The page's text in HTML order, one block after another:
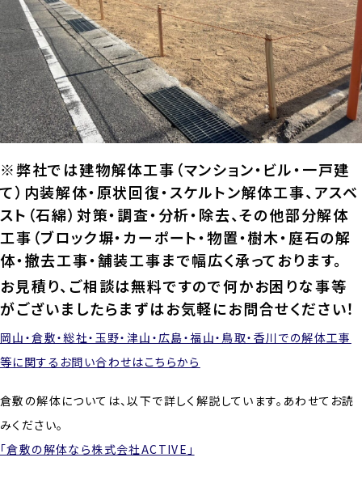
※弊社では建物解体工事（マンション・ビル・一戸建
て）内装解体・原状回復・スケルトン解体工事、アスベ
スト（石綿）対策・調査・分析・除去、その他部分解体
工事（ブロック塀・カーポート・物置・樹木・庭石の解
体・撤去工事・舗装工事まで幅広く承っております。
お見積り、ご相談は無料ですので何かお困りな事等
がございましたらまずはお気軽にお問合せください！
岡山・倉敷・総社・玉野・津山・広島・福山・鳥取・香川での解体工事
等に関するお問い合わせはこちらから
倉敷の解体については、以下で詳しく解説しています。あわせてお読
みください。
「倉敷の解体なら株式会社ACTIVE」